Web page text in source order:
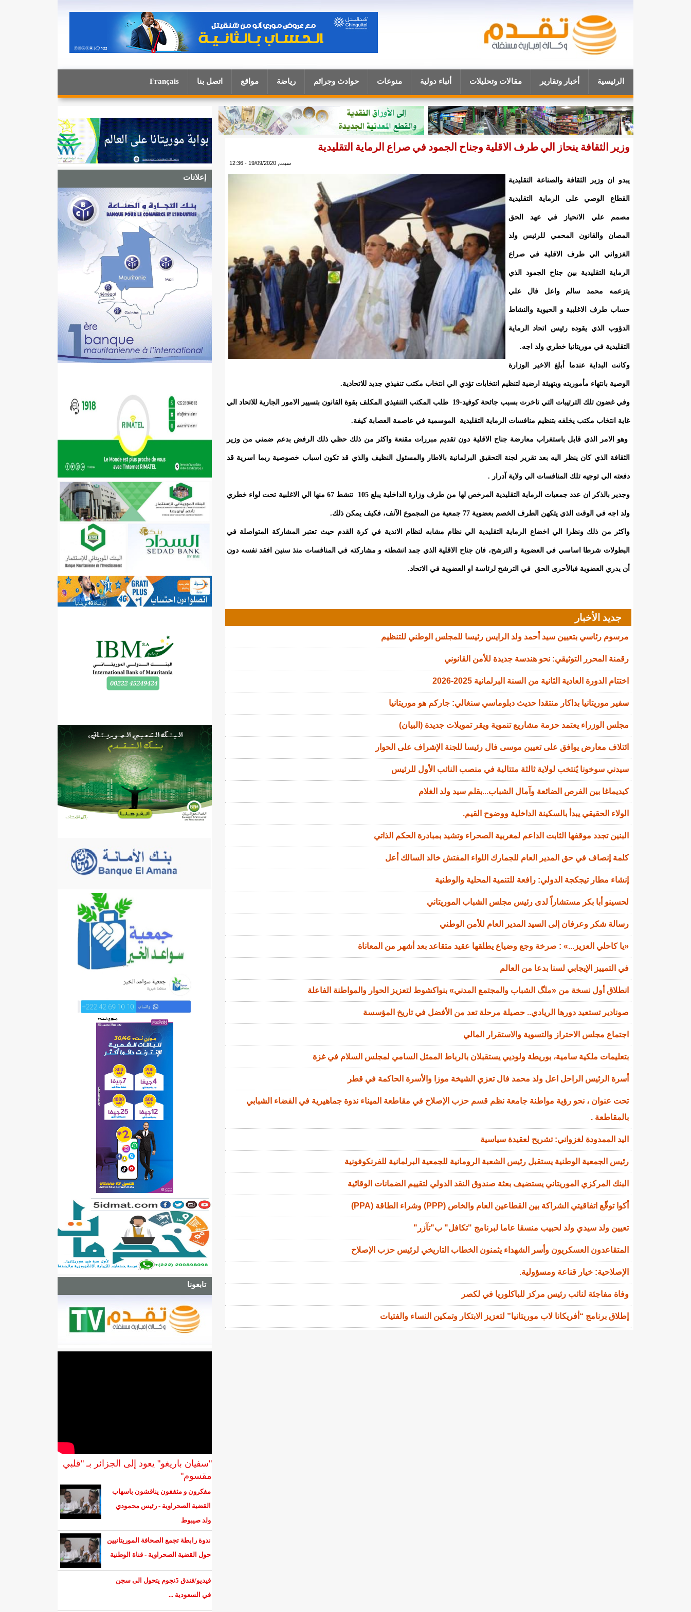
الرئيسية أخبار وتقارير مقالات وتحليلات أنباء دولية منوعات حوادث وجرائم رياضة مواقع اتصل بنا Français
إعلانات
تابعونا
"سفيان باريغو" يعود إلى الجزائر بـ "قلبي
مقسوم"
مفكرون و مثقفون يناقشون باسهاب
القضية الصحراوية - رئيس محمودي
ولد صيبوط
ندوة رابطة تجمع الصحافة الموريتانيين
حول القضية الصحراوية - قناة الوطنية
فيديو/فندق 5نجوم يتحول الى سجن
في السعودية ...
وزير الثقافة ينحاز الي طرف الاقلية وجناح الجمود في صراع الرماية التقليدية
سبت, 19/09/2020 - 12:36
يبدو ان وزير الثقافة والصناعة التقليدية
القطاع الوصي على الرماية التقليدية
مصمم علي الانحياز في عهد الحق
المصان والقانون المحمي للرئيس ولد
الغزواني الي طرف الاقلية في صراع
الرماية التقليدية بين جناح الجمود الذي
يتزعمه محمد سالم واعل فال علي
حساب طرف الاغلبية و الحيوية والنشاط
الدؤوب الذي يقوده رئيس اتحاد الرماية
التقليدية في موريتانيا خطري ولد اجه.
وكانت البداية عندما أبلغ الاخير الوزارة
الوصية بانتهاء مأموريته وبتهيئة ارضية لتنظيم انتخابات تؤدي الي انتخاب مكتب تنفيذي جديد للاتحادية.
وفي غضون تلك الترتيبات التي تاخرت بسبب جائحة كوفيد-19 طلب المكتب التنفيذي المكلف بقوة القانون بتسيير الامور الجارية للاتحاد الي
غاية انتخاب مكتب يخلفه بتنظيم منافسات الرماية التقليدية الموسمية في عاصمة العصابة كيفة.
وهو الامر الذي قابل باستغراب معارضة جناح الاقلية دون تقديم مبررات مقنعة واكثر من ذلك حظي ذلك الرفض بدعم ضمني من وزير
الثقافة الذي كان ينظر اليه بعد تقرير لجنة التحقيق البرلمانية بالاطار والمسئول النظيف والذي قد تكون اسباب خصوصية ربما اسرية قد
دفعته الي توجيه تلك المنافسات الي ولاية آدرار .
وجدير بالذكر ان عدد جمعيات الرماية التقليدية المرخص لها من طرف وزارة الداخلية يبلع 105 تنشط 67 منها الي الاغلبية تحت لواء خطري
ولد اجه في الوقت الذي يتكهن الطرف الخصم بعضوية 77 جمعية من المجموع الآنف، فكيف يمكن ذلك.
واكثر من ذلك ونظرا الي اخضاع الرماية التقليدية الي نظام مشابه لنظام الاندية في كرة القدم حيث تعتبر المشاركة المتواصلة في
البطولات شرطا اساسي في العضوية و الترشح، فان جناح الاقلية الذي جمد انشطته و مشاركته في المنافسات منذ سنين افقد نفسه دون
أن يدري العضوية فبالأحرى الحق في الترشح لرئاسة او العضوية في الاتحاد.
جديد الأخبار
مرسوم رئاسي بتعيين سيد أحمد ولد الرايس رئيسا للمجلس الوطني للتنظيم
رقمنة المحرر التوثيقي: نحو هندسة جديدة للأمن القانوني
اختتام الدورة العادية الثانية من السنة البرلمانية 2025-2026
سفير موريتانيا بداكار منتقدا حديث دبلوماسي سنغالي: جاركم هو موريتانيا
مجلس الوزراء يعتمد حزمة مشاريع تنموية ويقر تمويلات جديدة (البيان)
ائتلاف معارض يوافق على تعيين موسى فال رئيسا للجنة الإشراف على الحوار
سيدني سوخونا يُنتخب لولاية ثالثة متتالية في منصب النائب الأول للرئيس
كيديماغا بين الفرص الضائعة وآمال الشباب...بقلم سيد ولد الغلام
الولاء الحقيقي يبدأ بالسكينة الداخلية ووضوح القيم.
البنين تجدد موقفها الثابت الداعم لمغربية الصحراء وتشيد بمبادرة الحكم الذاتي
كلمة إنصاف في حق المدير العام للجمارك اللواء المفتش خالد السالك أعل
إنشاء مطار تيجكجة الدولي: رافعة للتنمية المحلية والوطنية
لحسينو أبا بكر مستشاراً لدى رئيس مجلس الشباب الموريتاني
رسالة شكر وعرفان إلى السيد المدير العام للأمن الوطني
«يا كاحلي العزيز...» : صرخة وجع وضياع يطلقها عقيد متقاعد بعد أشهر من المعاناة
في التمييز الإيجابي لسنا بدعا من العالم
انطلاق أول نسخة من «ملگ الشباب والمجتمع المدني» بنواكشوط لتعزيز الحوار والمواطنة الفاعلة
صونادير تستعيد دورها الريادي.. حصيلة مرحلة تعد من الأفضل في تاريخ المؤسسة
اجتماع مجلس الاحتراز والتسوية والاستقرار المالي
بتعليمات ملكية سامية، بوريطة ولوديي يستقبلان بالرباط الممثل السامي لمجلس السلام في غزة
أسرة الرئيس الراحل اعل ولد محمد فال تعزي الشيخة موزا والأسرة الحاكمة في قطر
تحت عنوان ، نحو رؤية مواطنة جامعة نظم قسم حزب الإصلاح في مقاطعة الميناء ندوة جماهيرية في الفضاء الشبابي
بالمقاطعة .
اليد الممدودة لغزواني: تشريح لعقيدة سياسية
رئيس الجمعية الوطنية يستقبل رئيس الشعبة الرومانية للجمعية البرلمانية للفرنكوفونية
البنك المركزي الموريتاني يستضيف بعثة صندوق النقد الدولي لتقييم الضمانات الوقائية
أكوا توقّع اتفاقيتي الشراكة بين القطاعين العام والخاص (PPP) وشراء الطاقة (PPA)
تعيين ولد سيدي ولد لحبيب منسقا عاما لبرنامج "تكافل" ب"تآزر"
المتقاعدون العسكريون وأسر الشهداء يثمنون الخطاب التاريخي لرئيس حزب الإصلاح
الإصلاحية: خيار قناعة ومسؤولية.
وفاة مفاجئة لنائب رئيس مركز للباكلوريا في لكصر
إطلاق برنامج “أفريكانا لاب موريتانيا” لتعزيز الابتكار وتمكين النساء والفتيات